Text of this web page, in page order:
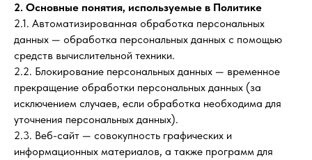
2. Основные понятия, используемые в Политике
2.1. Автоматизированная обработка персональных
данных — обработка персональных данных с помощью
средств вычислительной техники.
2.2. Блокирование персональных данных — временное
прекращение обработки персональных данных (за
исключением случаев, если обработка необходима для
уточнения персональных данных).
2.3. Веб-сайт — совокупность графических и
информационных материалов, а также программ для